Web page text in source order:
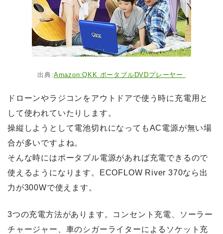
出典:Amazon:QKK ポータブルDVDプレーヤー
ドローンやラジコンをアウトドアで使う時に充電用と
して使われていたりします。
操縦しようとして電池切れになってもAC電源が無い場
合が多いですよね。
そんな時にはポータブル電源があれば充電できるので
使えるようになります。ECOFLOW River 370なら出
力が300Wで使えます。
3つの充電方法があります。コンセント充電、ソーラー
チャージャー、車のシガーライターによるソケット充